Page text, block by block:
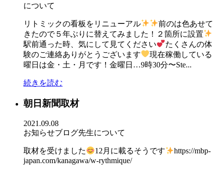
について
リトミックの看板をリニューアル
前のは色あせて
きたので５年ぶりに替えてみました！２箇所に設置
駅前通った時、気にして見てください
たくさんの体
験のご連絡ありがとうございます
現在稼働している
曜日は金・土・月です！金曜日…9時30分〜Ste...
続きを読む
朝日新聞取材
2021.09.08
お知らせブログ先生について
取材を受けました 12月に載るそうです
https://mbp-
japan.com/kanagawa/w-rythmique/